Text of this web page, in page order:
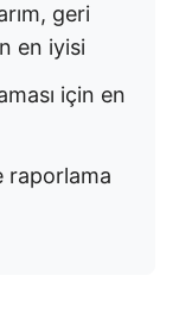
geri
en iyisi
için en
raporlama